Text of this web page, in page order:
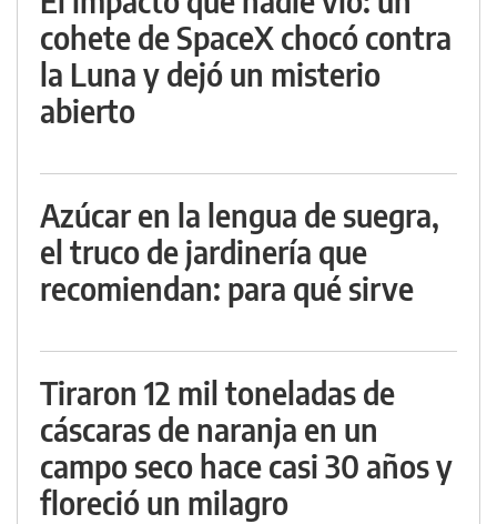
cohete de SpaceX chocó contra
la Luna y dejó un misterio
abierto
Azúcar en la lengua de suegra,
el truco de jardinería que
recomiendan: para qué sirve
Tiraron 12 mil toneladas de
cáscaras de naranja en un
campo seco hace casi 30 años y
floreció un milagro